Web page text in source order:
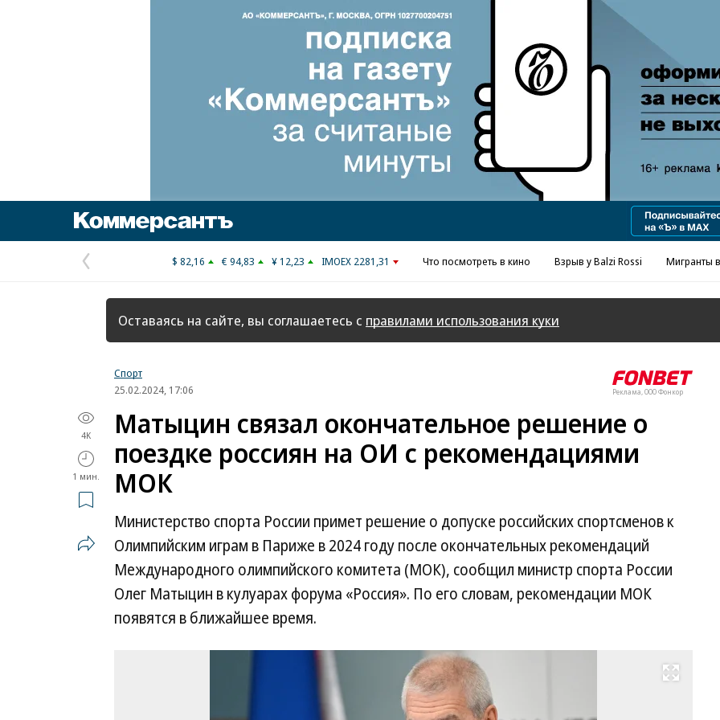
Реклама в «Ъ» www.kommersant.ru/ad
Предыдущая
страница
$ 82,16 € 94,83 ¥ 12,23 IMOEX 2281,31 Что посмотреть в кино Взрыв у Balzi Rossi Мигранты
Оставаясь на сайте, вы соглашаетесь с правилами использования куки
Реклама, ООО Фонкор
Спорт
25.02.2024, 17:06
4K
1 мин.
Матыцин связал окончательное решение о
поездке россиян на ОИ с рекомендациями
МОК
Министерство спорта России примет решение о допуске российских спортсменов к
Олимпийским играм в Париже в 2024 году после окончательных рекомендаций
Международного олимпийского комитета (МОК), сообщил министр спорта России
Олег Матыцин в кулуарах форума «Россия». По его словам, рекомендации МОК
появятся в ближайшее время.
Развернуть на весь экран